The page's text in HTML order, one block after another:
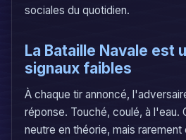
sociales du quotidien.
La Bataille Navale est
signaux faibles
À chaque tir annoncé,
réponse. Touché, coulé, à l'eau.
neutre en théorie, mais rarement